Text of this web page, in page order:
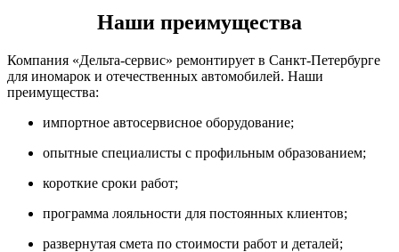
Наши преимущества
Компания «Дельта-сервис» ремонтирует в Санкт-Петербурге
для иномарок и отечественных автомобилей. Наши
преимущества:
импортное автосервисное оборудование;
опытные специалисты с профильным образованием;
короткие сроки работ;
программа лояльности для постоянных клиентов;
развернутая смета по стоимости работ и деталей;